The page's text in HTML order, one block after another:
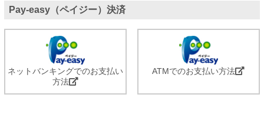
Pay-easy（ペイジー）決済
ネットバンキングでのお支払い
方法
ATMでのお支払い方法